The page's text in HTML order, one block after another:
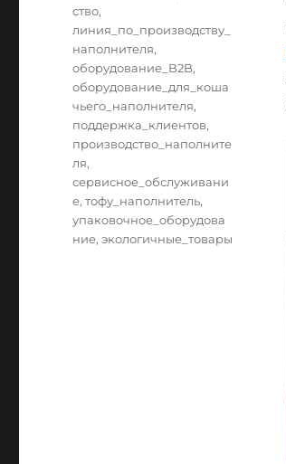
ство,
линия_по_производству_
наполнителя,
оборудование_B2B,
оборудование_для_коша
чьего_наполнителя,
поддержка_клиентов,
производство_наполните
ля,
сервисное_обслуживани
е,тофу_наполнитель,
упаковочное_оборудова
ние,экологичные_товары